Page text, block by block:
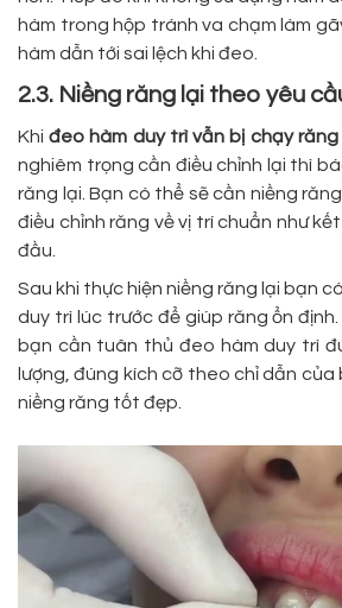
hàm trong hộp tránh va chạm làm
hàm dẫn tới sai lệch khi đeo.
2.3. Niềng răng lại theo yêu
Khiđeo hàm duy trì vẫn bị chạy răng
nghiêm trọng cần điều chỉnh lại thì
răng lại. Bạn có thể sẽ cần niềng
điều chỉnh răng về vị trí chuẩn như
đầu.
Sau khi thực hiện niềng răng lại bạn
duy trì lúc trước để giúp răng ổn định.
bạn cần tuân thủ đeo hàm duy trì
lượng, đúng kích cỡ theo chỉ dẫn
niềng răng tốt đẹp.